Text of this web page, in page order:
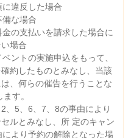
違反した場合
な場合
の支払いを請求した場合に
場合
ントの実施申込をもって、
約したものとみなし、当該
、何らの催告を行うことな
す。
、5、6、7、8の事由により
ルとみなし、所 定のキャン
より予約の解除となった場